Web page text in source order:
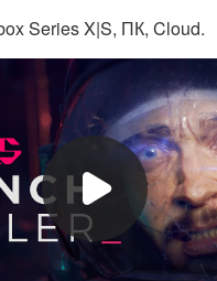
Series X|S, ПК, Cloud.